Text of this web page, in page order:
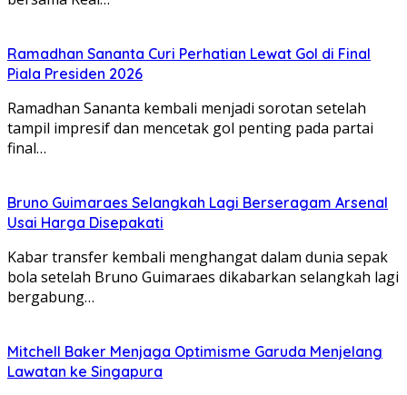
Ramadhan Sananta Curi Perhatian Lewat Gol di Final
Piala Presiden 2026
Ramadhan Sananta kembali menjadi sorotan setelah
tampil impresif dan mencetak gol penting pada partai
final…
Bruno Guimaraes Selangkah Lagi Berseragam Arsenal
Usai Harga Disepakati
Kabar transfer kembali menghangat dalam dunia sepak
bola setelah Bruno Guimaraes dikabarkan selangkah lagi
bergabung…
Mitchell Baker Menjaga Optimisme Garuda Menjelang
Lawatan ke Singapura